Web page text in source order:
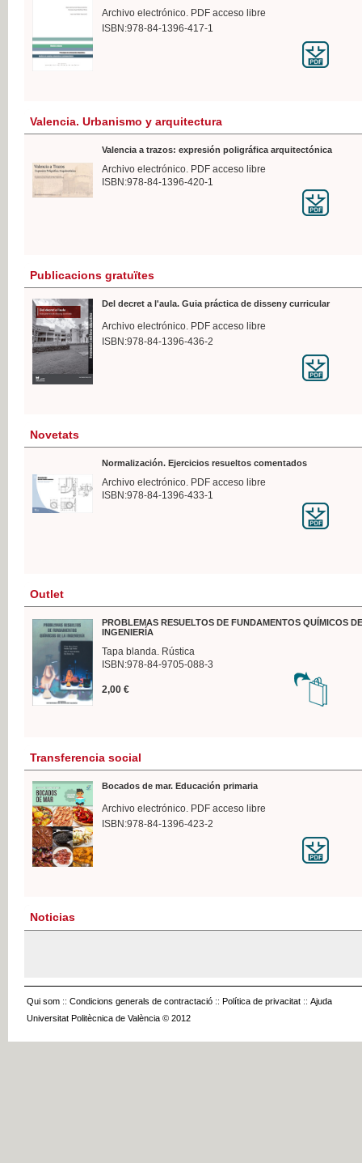
Archivo electrónico. PDF acceso libre
ISBN:978-84-1396-417-1
Valencia. Urbanismo y arquitectura
Valencia a trazos: expresión poligráfica arquitectónica
Archivo electrónico. PDF acceso libre
ISBN:978-84-1396-420-1
Publicacions gratuïtes
Del decret a l'aula. Guia práctica de disseny curricular
Archivo electrónico. PDF acceso libre
ISBN:978-84-1396-436-2
Novetats
Normalización. Ejercicios resueltos comentados
Archivo electrónico. PDF acceso libre
ISBN:978-84-1396-433-1
Outlet
PROBLEMAS RESUELTOS DE FUNDAMENTOS QUÍMICOS
INGENIERÍA
Tapa blanda. Rústica
ISBN:978-84-9705-088-3
2,00 €
Transferencia social
Bocados de mar. Educación primaria
Archivo electrónico. PDF acceso libre
ISBN:978-84-1396-423-2
Noticias
Qui som :: Condicions generals de contractació :: Política de privacitat :: Ajuda
Universitat Politècnica de València © 2012